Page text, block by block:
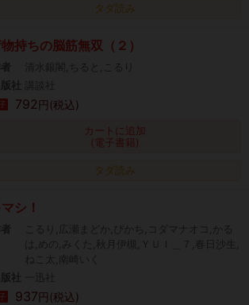
タダ読み
持ちの脳筋無双（２）
清水銀閣,ちると,こるり
社
講談社
792 円(税込)
カートに追加
(電子書籍)
タダ読み
シ！
こるり,広瀬まどか,ぴかち,コダマナオコ,かる
は,めの,みくた,秋月伊槻,ＹＵＩ＿７,春日沙生,
ねこ太,南崎いく
社
一迅社
937円(税込)